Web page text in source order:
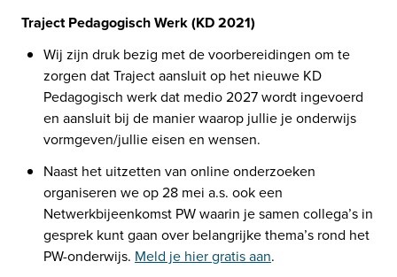
Traject Pedagogisch Werk (KD 2021)
Wij zijn druk bezig met de voorbereidingen om te
zorgen dat Traject aansluit op het nieuwe KD
Pedagogisch werk dat medio 2027 wordt ingevoerd
en aansluit bij de manier waarop jullie je onderwijs
vormgeven/jullie eisen en wensen.
Naast het uitzetten van online onderzoeken
organiseren we op 28 mei a.s. ook een
Netwerkbijeenkomst PW waarin je samen collega’s in
gesprek kunt gaan over belangrijke thema’s rond het
PW-onderwijs. Meld je hier gratis aan.